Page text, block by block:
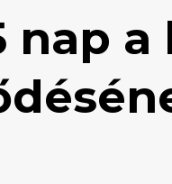
nap a